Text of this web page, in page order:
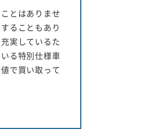
とはありませ
ることもあり
実しているた
る特別仕様車
で買い取って